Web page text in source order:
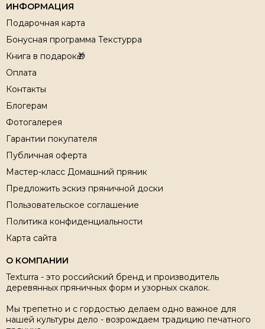
ИНФОРМАЦИЯ
Подарочная карта
Бонусная программа Текстурра
Книга в подарок🎁
Оплата
Контакты
Блогерам
Фотогалерея
Гарантии покупателя
Публичная оферта
Мастер-класс Домашний пряник
Предложить эскиз пряничной доски
Пользовательское соглашение
Политика конфиденциальности
Карта сайта
О КОМПАНИИ
Texturra - это российский бренд и производитель
деревянных пряничных форм и узорных скалок.
Мы трепетно и с гордостью делаем одно важное для
нашей культуры дело - возрождаем традицию печатного